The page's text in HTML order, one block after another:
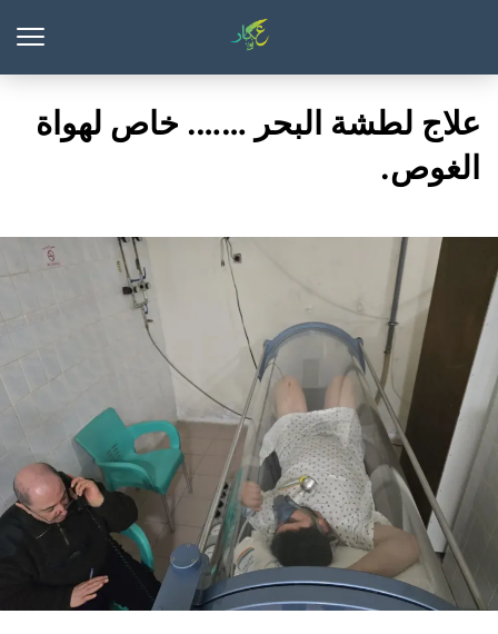
علاج لطشة البحر ……. خاص لهواة
الغوص.